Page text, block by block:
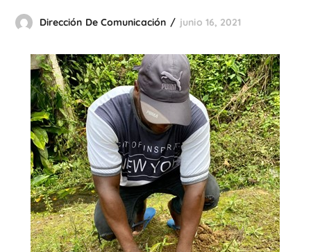
Dirección De Comunicación junio 16, 2021